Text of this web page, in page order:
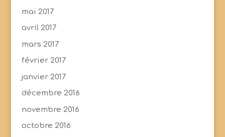
mai 2017
avril 2017
mars 2017
février 2017
janvier 2017
décembre 2016
novembre 2016
octobre 2016